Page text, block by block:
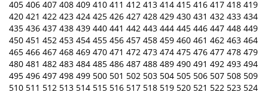
405 406 407 408 409 410 411 412 413 414 415 416 417 418 419
420 421 422 423 424 425 426 427 428 429 430 431 432 433 434
435 436 437 438 439 440 441 442 443 444 445 446 447 448 449
450 451 452 453 454 455 456 457 458 459 460 461 462 463 464
465 466 467 468 469 470 471 472 473 474 475 476 477 478 479
480 481 482 483 484 485 486 487 488 489 490 491 492 493 494
495 496 497 498 499 500 501 502 503 504 505 506 507 508 509
510 511 512 513 514 515 516 517 518 519 520 521 522 523 524